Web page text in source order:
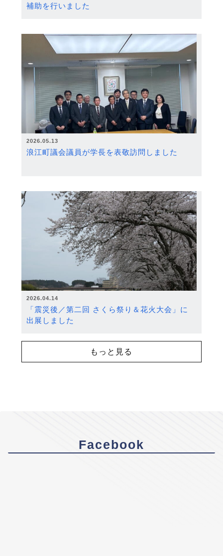
補助を行いました
2026.05.13
浪江町議会議員が学長を表敬訪問しました
2026.04.14
「震災後／第二回 さくら祭り＆花火大会」に
出展しました
もっと見る
Facebook